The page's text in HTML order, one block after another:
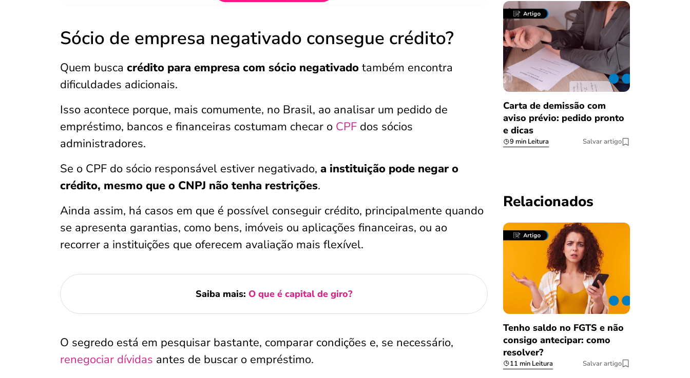
Sócio de empresa negativado consegue crédito?
Quem busca crédito para empresa com sócio negativado também encontra
dificuldades adicionais.
Isso acontece porque, mais comumente, no Brasil, ao analisar um pedido de
empréstimo, bancos e financeiras costumam checar o CPF dos sócios
administradores.
Se o CPF do sócio responsável estiver negativado, a instituição pode negar o
crédito, mesmo que o CNPJ não tenha restrições.
Ainda assim, há casos em que é possível conseguir crédito, principalmente quando
se apresenta garantias, como bens, imóveis ou aplicações financeiras, ou ao
recorrer a instituições que oferecem avaliação mais flexível.
Saiba mais: O que é capital de giro?
O segredo está em pesquisar bastante, comparar condições e, se necessário,
renegociar dívidas antes de buscar o empréstimo.
Carta de demissão com
aviso prévio: pedido pronto
e dicas
9 min Leitura Salvar artigo
Relacionados
Tenho saldo no FGTS e não
consigo antecipar: como
resolver?
11 min Leitura Salvar artigo